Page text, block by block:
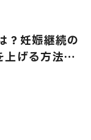
？妊娠継続の
げる方法の